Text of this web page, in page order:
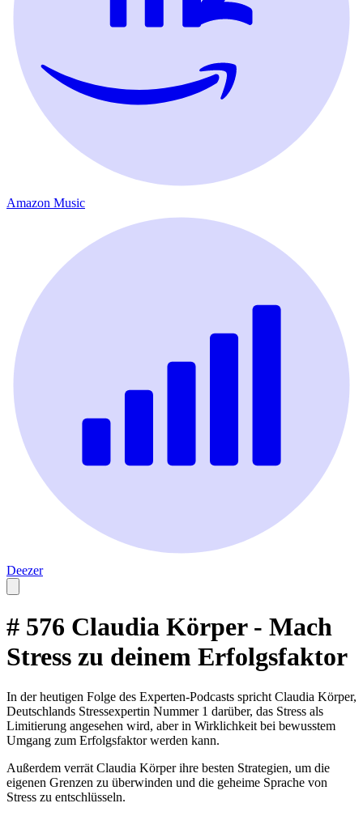
Amazon Music
Deezer
# 576 Claudia Körper - Mach
Stress zu deinem Erfolgsfaktor
In der heutigen Folge des Experten-Podcasts spricht Claudia Körper,
Deutschlands Stressexpertin Nummer 1 darüber, das Stress als
Limitierung angesehen wird, aber in Wirklichkeit bei bewusstem
Umgang zum Erfolgsfaktor werden kann.
Außerdem verrät Claudia Körper ihre besten Strategien, um die
eigenen Grenzen zu überwinden und die geheime Sprache von
Stress zu entschlüsseln.